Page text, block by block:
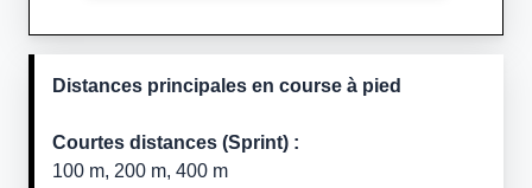
Distances principales en course à pied
Courtes distances (Sprint) :
100 m, 200 m, 400 m